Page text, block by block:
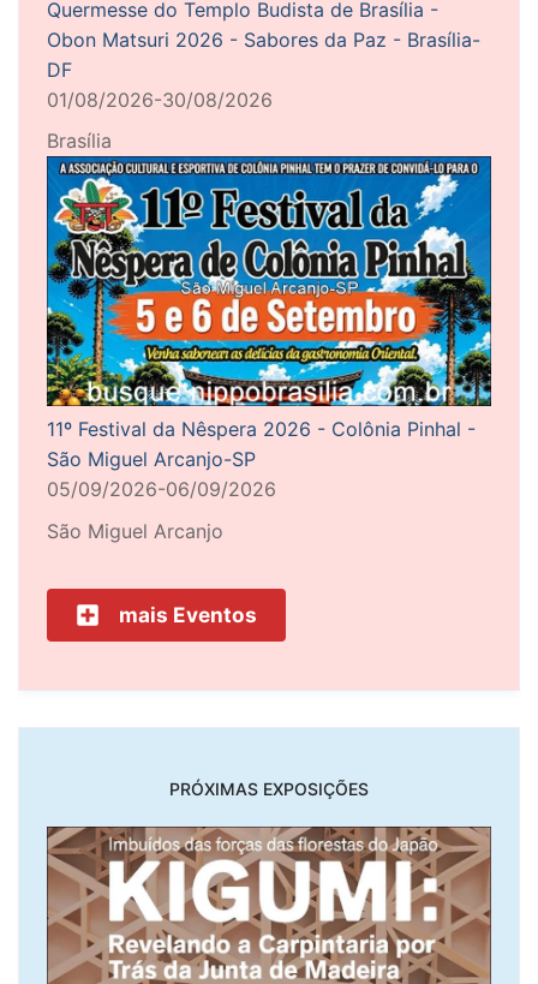
Quermesse do Templo Budista de Brasília -
Obon Matsuri 2026 - Sabores da Paz - Brasília-
DF
01/08/2026-30/08/2026
Brasília
11º Festival da Nêspera 2026 - Colônia Pinhal -
São Miguel Arcanjo-SP
05/09/2026-06/09/2026
São Miguel Arcanjo
mais Eventos
PRÓXIMAS EXPOSIÇÕES